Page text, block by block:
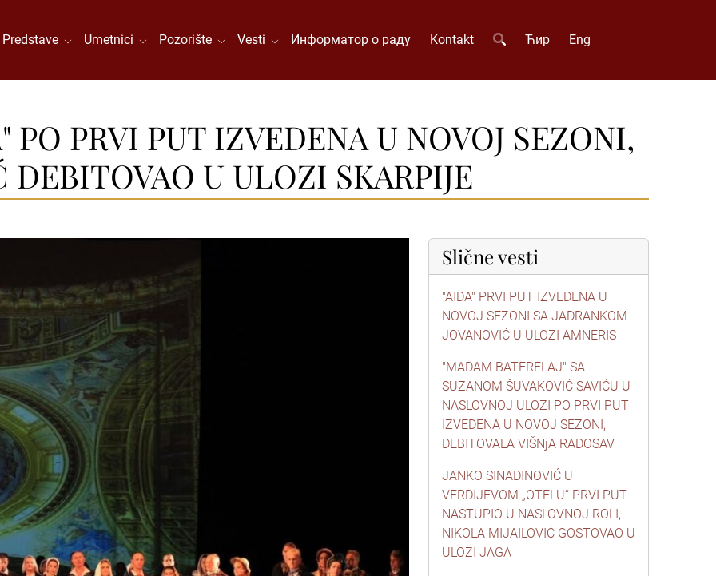
Predstave Umetnici Pozorište Vesti Информатор о раду Kontakt Ћир Eng
PO PRVI PUT IZVEDENA U NOVOJ SEZONI,
U ULOZI SKARPIJE
Slične vesti
"AIDA" PRVI PUT IZVEDENA U
NOVOJ SEZONI SA JADRANKOM
JOVANOVIĆ U ULOZI AMNERIS
"MADAM BATERFLAJ" SA
SUZANOM ŠUVAKOVIĆ SAVIĆU U
NASLOVNOJ ULOZI PO PRVI PUT
IZVEDENA U NOVOJ SEZONI,
DEBITOVALA VIŠNjA RADOSAV
JANKO SINADINOVIĆ U
VERDIJEVOM „OTELU“ PRVI PUT
NASTUPIO U NASLOVNOJ ROLI,
NIKOLA MIJAILOVIĆ GOSTOVAO U
ULOZI JAGA